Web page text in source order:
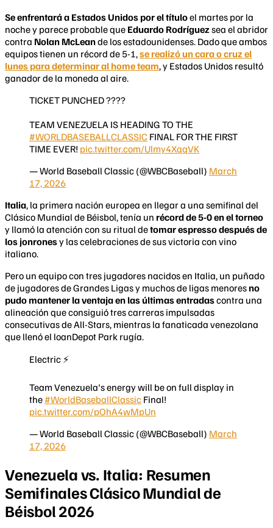
Se enfrentará a Estados Unidos por el títuloel martes por la
noche y parece probable que Eduardo Rodríguezsea el abridor
contra Nolan McLeande los estadounidenses. Dado que ambos
equipos tienen un récord de 5-1,se realizó un cara o cruz el
lunes para determinar al home team, y Estados Unidos resultó
ganador de la moneda al aire.
TICKET PUNCHED ????️
TEAM VENEZUELA IS HEADING TO THE
#WORLDBASEBALLCLASSIC FINAL FOR THE FIRST
TIME EVER! pic.twitter.com/Ulmy4XqqVK
— World Baseball Classic (@WBCBaseball) March
17, 2026
Italia, la primera nación europea en llegar a una semifinal del
Clásico Mundial de Béisbol, tenía un récord de 5-0 en el torneo
y llamó la atención con su ritual detomar espresso después de
los jonronesy las celebraciones de sus victoria con vino
italiano.
Pero un equipo con tres jugadores nacidos en Italia, un puñado
de jugadores de Grandes Ligas y muchos de ligas menores no
pudo mantener la ventaja en las últimas entradascontra una
alineación que consiguió tres carreras impulsadas
consecutivas de All-Stars, mientras la fanaticada venezolana
que llenó el loanDepot Park rugía.
Electric ⚡️
Team Venezuela's energy will be on full display in
the #WorldBaseballClassic Final!
pic.twitter.com/pOhA4wMpUn
— World Baseball Classic (@WBCBaseball) March
17, 2026
Venezuela vs. Italia: Resumen
Semifinales Clásico Mundial de
Béisbol 2026